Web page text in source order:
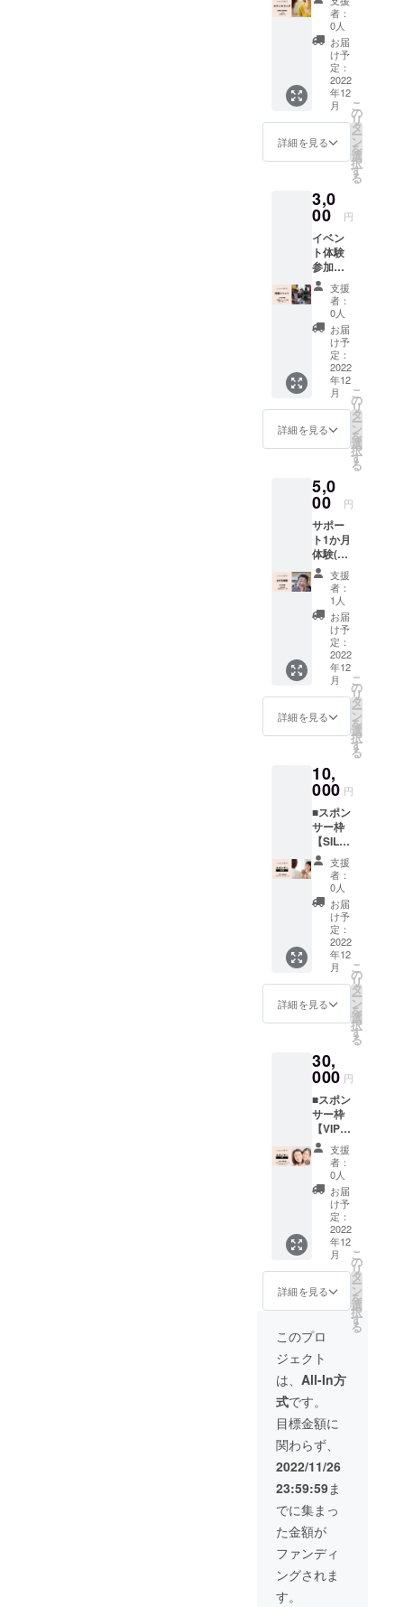
送らせ
ていた
だきま
す。
を1度お
試しい
ただけ
るプラ
ンで
す。 子
育てに
関する
お悩み
を実際
に経験
豊かな
に直接
ご相談
いただ
けま
す。 ご
相談は
Zoom、
LINEビ
デオ通
話もし
くは現
地にて
も可能
です。
（※詳細
はご支
援者に
ただき
ます）
者：
0人
お届
け予
定：
2022
年12
月
詳細を見る
こ
の
リ
タ
ー
ン
を
選
択
す
る
3,0
00 円
イベン
ト体験
参加チ
ケット
(1回
分）プ
ランで
す。 当
施設に
て企画
するイ
ベント
に1度体
験参加
できる
チケッ
渡しし
ます。
イベン
トは ○
体が喜
ぶ家庭
料理作
り、試
食会 ○
農業体
験(野菜
作り、
花苗作
り、苔
玉作り)
○リンパ
マッ
し体験
などを
現在企
画して
おりま
す。 ※
詳細に
つきま
しては
別途ご
支援者
にご連
絡させ
て頂き
ます。
支援
者：
0人
お届
け予
定：
2022
年12
月
詳細を見る
こ
の
リ
タ
ー
ン
を
選
択
す
る
5,0
00 円
サポー
ト1か月
体験(1
回/週)チ
ケット
となり
ます。
・初回
お悩み
相談カ
ウンセ
リング
・1か月
間施設
利用チ
ケット
家たち
のサ
ポート
を受け
たりイ
ベント
参加が
できま
す：週
に1回目
安） ※
ご相
談、ケ
ア、支
援・個
別指導
(子ど
イベン
トは ○
体が喜
ぶ家庭
料理作
り、試
食会 ○
農業体
験(野菜
作り、
花苗作
り、苔
玉作り)
○リンパ
マッ
サー
ジ、身
法令
く医療
診療行
為では
ありま
せん。
効果に
は個人
差がご
すこと
をご了
承くだ
さい。
など
を現在
支援
者：
1人
お届
け予
定：
2022
年12
月
詳細を見る
こ
の
リ
タ
ー
ン
を
選
択
す
る
10,
000 円
■スポン
サー枠
【SILVE
R】 私
たちの
活動を
応援い
ただけ
る方か
らのご
支援お
待ちし
ており
ます。
お礼の
お手紙
ルと活
動報告
レポー
トA41
枚程度
を送ら
せてい
ただき
ます。
加えて
サポー
ター側
の交流
会及び
打ち合
わせな
どにご
ます。
支援
者：
0人
お届
け予
定：
2022
年12
月
詳細を見る
こ
の
リ
タ
ー
ン
を
選
択
す
る
30,
000 円
■スポン
サー枠
【VIP】
私たち
の活動
を応援
いただ
ける方
からの
ご支援
お待ち
してお
りま
す。 お
礼のお
手紙か
メール
と活動
報告レ
ポート
A41枚
程度を
送らせ
ていた
だきま
す。 ・
サポー
ター側
の交流
会及び
打ち合
わせな
どへの
ご参加
支援
者：
0人
お届
け予
定：
2022
年12
月
詳細を見る
こ
の
リ
タ
ー
ン
を
選
択
す
る
このプロ
ジェクト
は、 All-In方
式です。
目標金額に
関わらず、
2022/11/26
23:59:59ま
でに集まっ
た金額が
ファンディ
ングされま
す。